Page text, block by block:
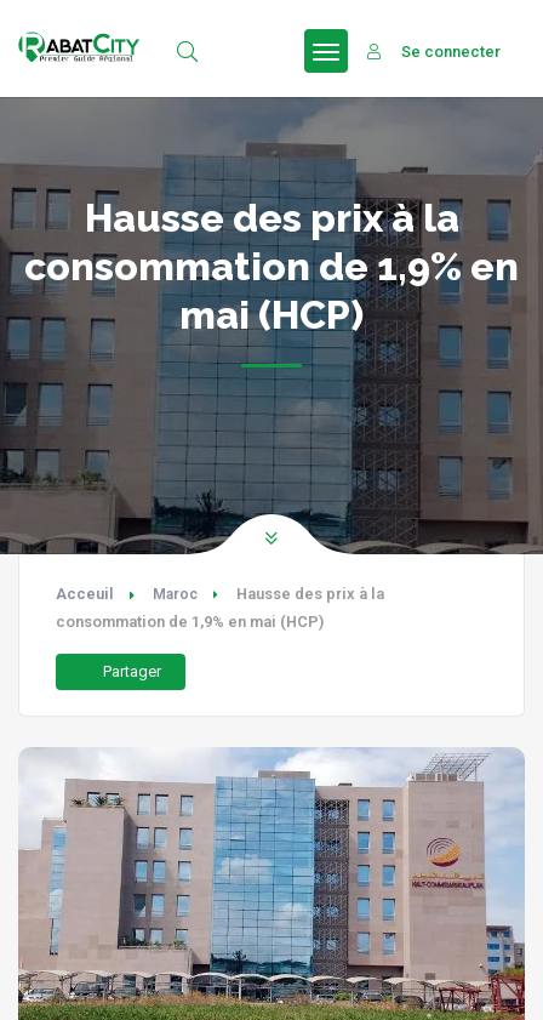
Se connecter
Hausse des prix à la
consommation de 1,9% en
mai (HCP)
Acceuil Maroc
Hausse des prix à la
consommation de 1,9% en mai (HCP)
Partager